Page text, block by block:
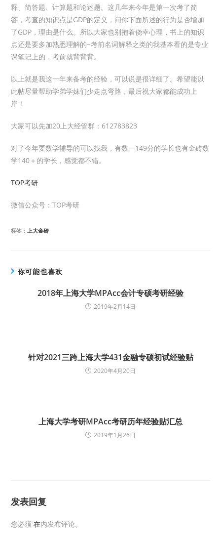
释、简答题、计算题和论述题。这几年来今年是第一次考了简
答，考查的知识点是GDP的定义，问你下面所述的行为是否增加
了GDP，理由是什么。所以大家也别抱着侥幸心理，书上的知识
点还是要多加熟悉理解的~考前名词解释之类的我基本看的是专业
课笔记上的，考前就背背背。
以上就是我这一年来备考的经验，可以说是很详细了。希望能以
此帖尽量帮助学弟学妹们少走点弯路，最后祝大家都能成功上
岸！
大家可以先加20上大经管群：612783823
对了今年要数学辅导的可以找我，有数一149分的学长也有金砖数
学140＋的学长，感觉都不错。
TOP考研
微信公众号：TOP考研
标签：上大金砖
你可能也喜欢
2018年上海大学MPAcc会计专硕考研经验
2019年2月14日
针对2021三跨上海大学431金融专硕初试经验贴
2020年4月20日
上海大学考研MPAcc考研历年经验贴汇总
2019年1月26日
发表回复
您必须在内发布评论。